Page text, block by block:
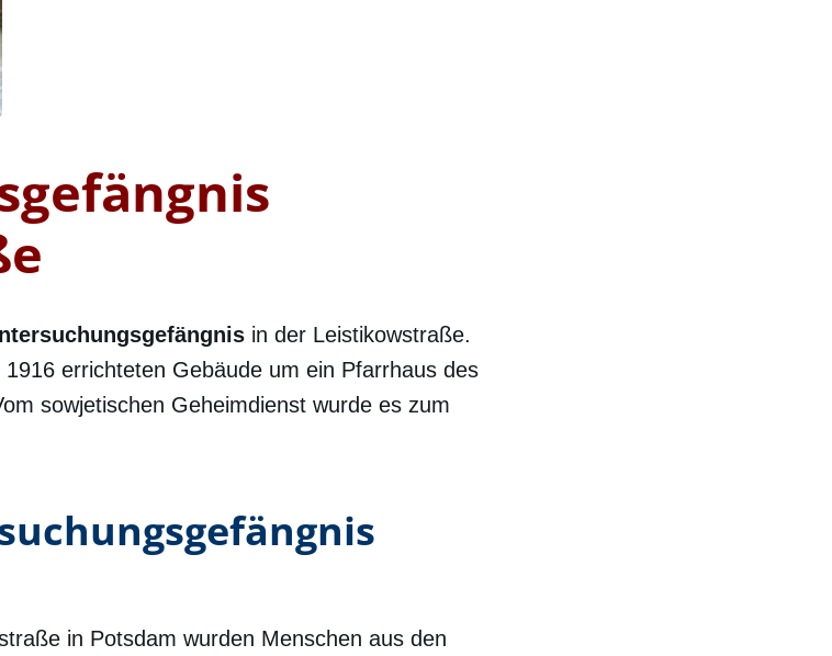
in der Leistikowstraße.
errichteten Gebäude um ein Pfarrhaus des
sowjetischen Geheimdienst wurde es zum
in Potsdam wurden Menschen aus den